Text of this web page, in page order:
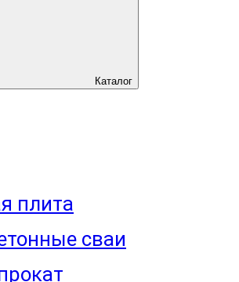
Каталог
плита
сваи